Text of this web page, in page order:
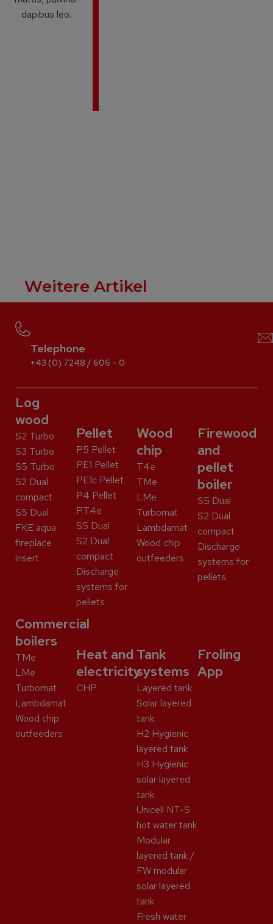
dapibus leo.
Weitere Artikel
Telephone
+43 (0) 7248 / 606 – 0
Log
wood
S2 Turbo
S3 Turbo
S5 Turbo
S2 Dual
compact
S5 Dual
FKE aqua
fireplace
insert
Pellet
P5 Pellet
PE1 Pellet
PE1c Pellet
P4 Pellet
PT4e
S5 Dual
S2 Dual
compact
Discharge
systems for
pellets
Wood
chip
T4e
TMe
LMe
Turbomat
Lambdamat
Wood chip
outfeeders
Firewood
and
pellet
boiler
S5 Dual
S2 Dual
compact
Discharge
systems for
pellets
Commercial
boilers
TMe
LMe
Turbomat
Lambdamat
Wood chip
outfeeders
Heat and
electricity
CHP
Tank
systems
Layered tank
Solar layered
tank
H2 Hygienic
layered tank
H3 Hygienic
solar layered
tank
Unicell NT-S
hot water tank
Modular
layered tank /
FW modular
solar layered
tank
Fresh water
Froling
App